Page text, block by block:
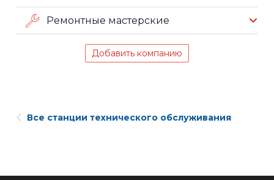
Ремонтные мастерские
Добавить компанию
Все станции технического обслуживания